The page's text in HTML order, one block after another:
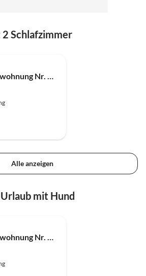
Schlafzimmer
Ferienhaus Ferienwohnung Nr. 1 "Im Malerwinkel"
Alle anzeigen
mit Hund
Ferienhaus Ferienwohnung Nr. 1 "Im Malerwinkel"